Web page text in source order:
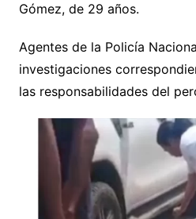
Gómez, de 29 años.
Agentes de la Policía
investigaciones
las responsabilidades del